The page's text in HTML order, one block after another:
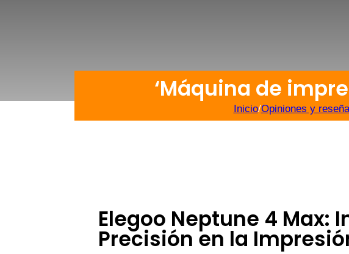
‘Máquina de
Inicio/Opiniones y
Elegoo Neptune 4 Max:
Precisión en la